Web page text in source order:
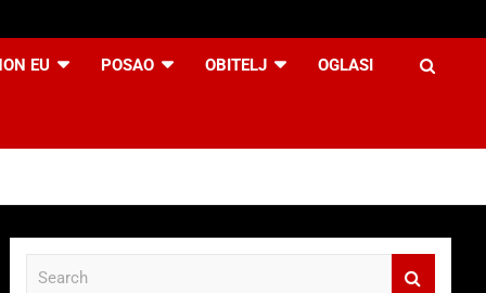
EU POSAO OBITELJ OGLASI